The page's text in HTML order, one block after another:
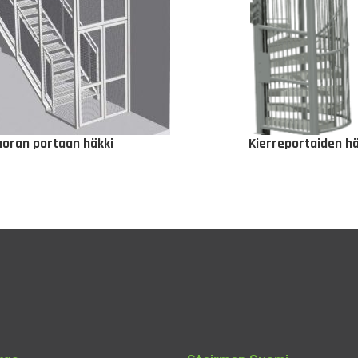
portaan häkki Kierreportaiden